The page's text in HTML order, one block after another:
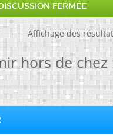
FERMÉE
Affichage des
hors de chez